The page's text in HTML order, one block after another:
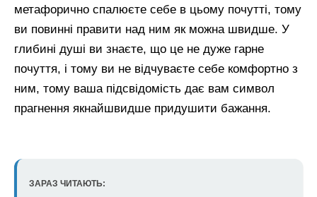
метафорично спалюєте себе в цьому почутті, тому
ви повинні правити над ним як можна швидше. У
глибині душі ви знаєте, що це не дуже гарне
почуття, і тому ви не відчуваєте себе комфортно з
ним, тому ваша підсвідомість дає вам символ
прагнення якнайшвидше придушити бажання.
ЗАРАЗ ЧИТАЮТЬ: